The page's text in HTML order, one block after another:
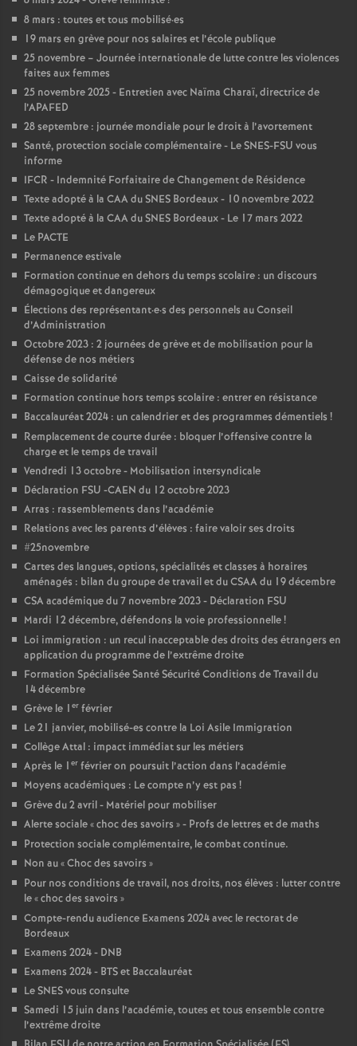
O
r
l
é
a
s
T
u
r
8 mars : toutes et tous mobilisé·es
19 mars en grève pour nos salaires et l’école publique
25 novembre – Journée internationale de lutte contre les violences
faites aux femmes
25 novembre 2025 - Entretien avec Naïma Charaï, directrice de
l’APAFED
28 septembre : journée mondiale pour le droit à l’avortement
Santé, protection sociale complémentaire - Le SNES-FSU vous
informe
IFCR - Indemnité Forfaitaire de Changement de Résidence
Texte adopté à la CAA du SNES Bordeaux - 10 novembre 2022
Texte adopté à la CAA du SNES Bordeaux - Le 17 mars 2022
Le PACTE
Permanence estivale
Formation continue en dehors du temps scolaire : un discours
démagogique et dangereux
Élections des représentant·e·s des personnels au Conseil
d’Administration
Octobre 2023 : 2 journées de grève et de mobilisation pour la
défense de nos métiers
Caisse de solidarité
Formation continue hors temps scolaire : entrer en résistance
Baccalauréat 2024 : un calendrier et des programmes démentiels !
Remplacement de courte durée : bloquer l’offensive contre la
charge et le temps de travail
Vendredi 13 octobre - Mobilisation intersyndicale
Déclaration FSU -CAEN du 12 octobre 2023
Arras : rassemblements dans l’académie
Relations avec les parents d’élèves : faire valoir ses droits
#25novembre
Cartes des langues, options, spécialités et classes à horaires
aménagés : bilan du groupe de travail et du CSAA du 19 décembre
CSA académique du 7 novembre 2023 - Déclaration FSU
Mardi 12 décembre, défendons la voie professionnelle!
Loi immigration : un recul inacceptable des droits des étrangers en
application du programme de l’extrême droite
Formation Spécialisée Santé Sécurité Conditions de Travail du
14 décembre
Grève le 1 er février
Le 21 janvier, mobilisé-es contre la Loi Asile Immigration
Collège Attal : impact immédiat sur les métiers
Après le 1 er février on poursuit l’action dans l’académie
Moyens académiques : Le compte n’y est pas !
Grève du 2 avril - Matériel pour mobiliser
Alerte sociale «choc des savoirs » - Profs de lettres et de maths
Protection sociale complémentaire, le combat continue.
Non au «Choc des savoirs »
Pour nos conditions de travail, nos droits, nos élèves : lutter contre
le «choc des savoirs »
Compte-rendu audience Examens 2024 avec le rectorat de
Bordeaux
Examens 2024 - DNB
Examens 2024 - BTS et Baccalauréat
Le SNES vous consulte
Samedi 15 juin dans l’académie, toutes et tous ensemble contre
l’extrême droite